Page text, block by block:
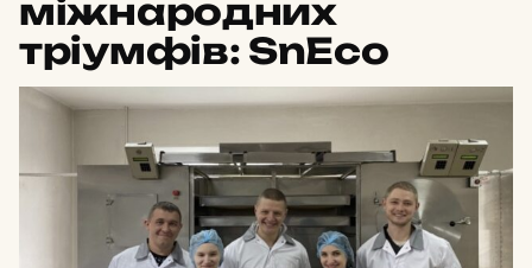
міжнародних
тріумфів: SnEco